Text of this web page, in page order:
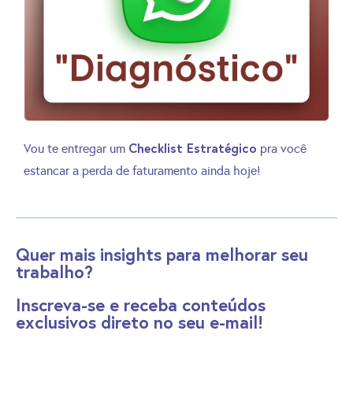
Vou te entregar um Checklist Estratégico pra você
estancar a perda de faturamento ainda hoje!
Quer mais insights para melhorar seu
trabalho?
Inscreva-se e receba conteúdos
exclusivos direto no seu e-mail!